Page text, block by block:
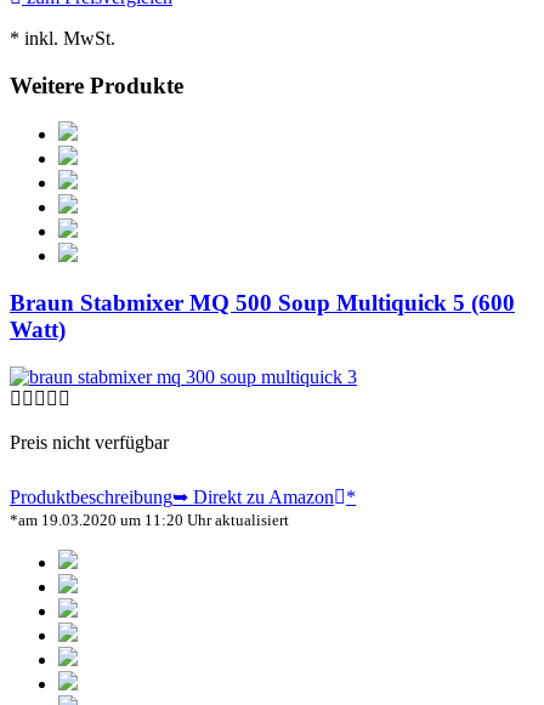
* inkl. MwSt.
Weitere Produkte
Braun Stabmixer MQ 500 Soup Multiquick 5 (600
Watt)
Preis nicht verfügbar
Produktbeschreibung➥ Direkt zu Amazon *
*am 19.03.2020 um 11:20 Uhr aktualisiert